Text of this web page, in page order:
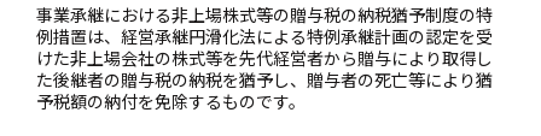
事業承継における非上場株式等の贈与税の納税猶予制度の特
例措置は、経営承継円滑化法による特例承継計画の認定を受
けた非上場会社の株式等を先代経営者から贈与により取得し
た後継者の贈与税の納税を猶予し、贈与者の死亡等により猶
予税額の納付を免除するものです。